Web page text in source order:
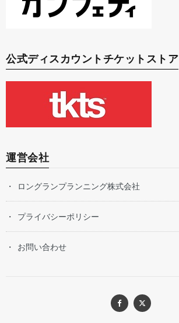
公式ディスカウントチケットストア
運営会社
ロングランプランニング株式会社
プライバシーポリシー
お問い合わせ